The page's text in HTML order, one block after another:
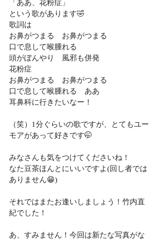
「ああ、花粉症」
という歌があります🤣
歌詞は
お鼻がつまる　お鼻がつまる
口で息して喉腫れる
頭がぼんやり　風邪も併発
花粉症
お鼻がつまる　お鼻がつまる
口で息して喉腫れる　ああ
耳鼻科に行きたいなー！
（笑）1分ぐらいの歌ですが、とてもユー
モアがあって好きです🤭
みなさんも気をつけてくださいね！
なた豆茶ほんとにいいですよ(回し者では
ありません😁)
それではまたお逢いしましょう！竹内直
紀でした！
あ、すみません！今回は新たな写真がな